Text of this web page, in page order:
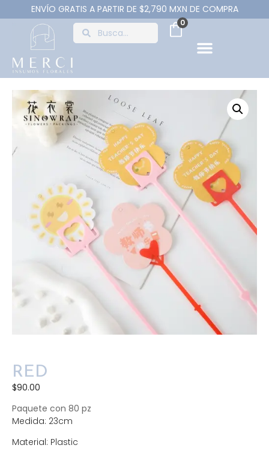
ENVÍO GRATIS A PARTIR DE $2,790 MXN DE COMPRA
0
RED
$90.00
Paquete con 80 pz
Medida: 23cm
Material: Plastic